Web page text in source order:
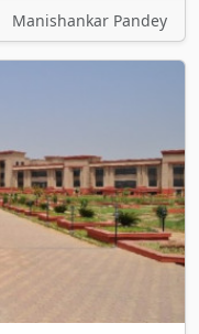
Manishankar Pandey